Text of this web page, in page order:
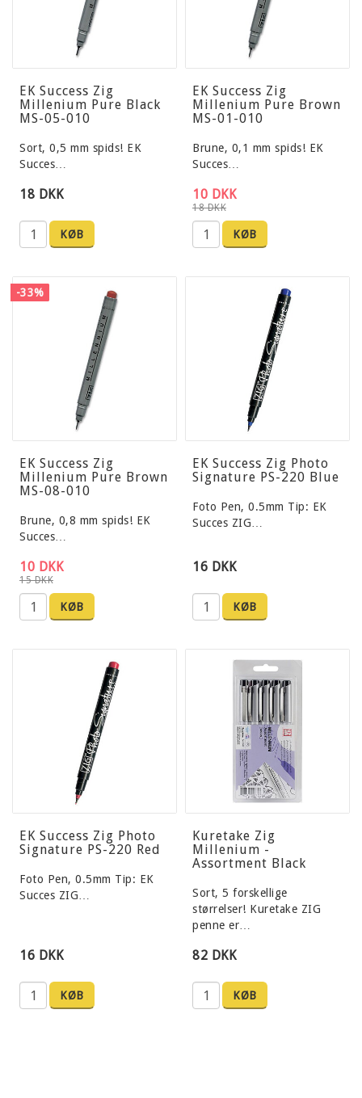
EK Success Zig
Millenium Pure Black
MS-05-010
Sort, 0,5 mm spids! EK
Succes…
18 DKK
KØB
EK Success Zig
Millenium Pure Brown
MS-01-010
Brune, 0,1 mm spids! EK
Succes…
18 DKK
10 DKK
KØB
-33%
EK Success Zig
Millenium Pure Brown
MS-08-010
Brune, 0,8 mm spids! EK
Succes…
15 DKK
10 DKK
KØB
EK Success Zig Photo
Signature PS-220 Blue
Foto Pen, 0.5mm Tip: EK
Succes ZIG…
16 DKK
KØB
EK Success Zig Photo
Signature PS-220 Red
Foto Pen, 0.5mm Tip: EK
Succes ZIG…
16 DKK
KØB
Kuretake Zig
Millenium -
Assortment Black
Sort, 5 forskellige
størrelser! Kuretake ZIG
penne er…
82 DKK
KØB